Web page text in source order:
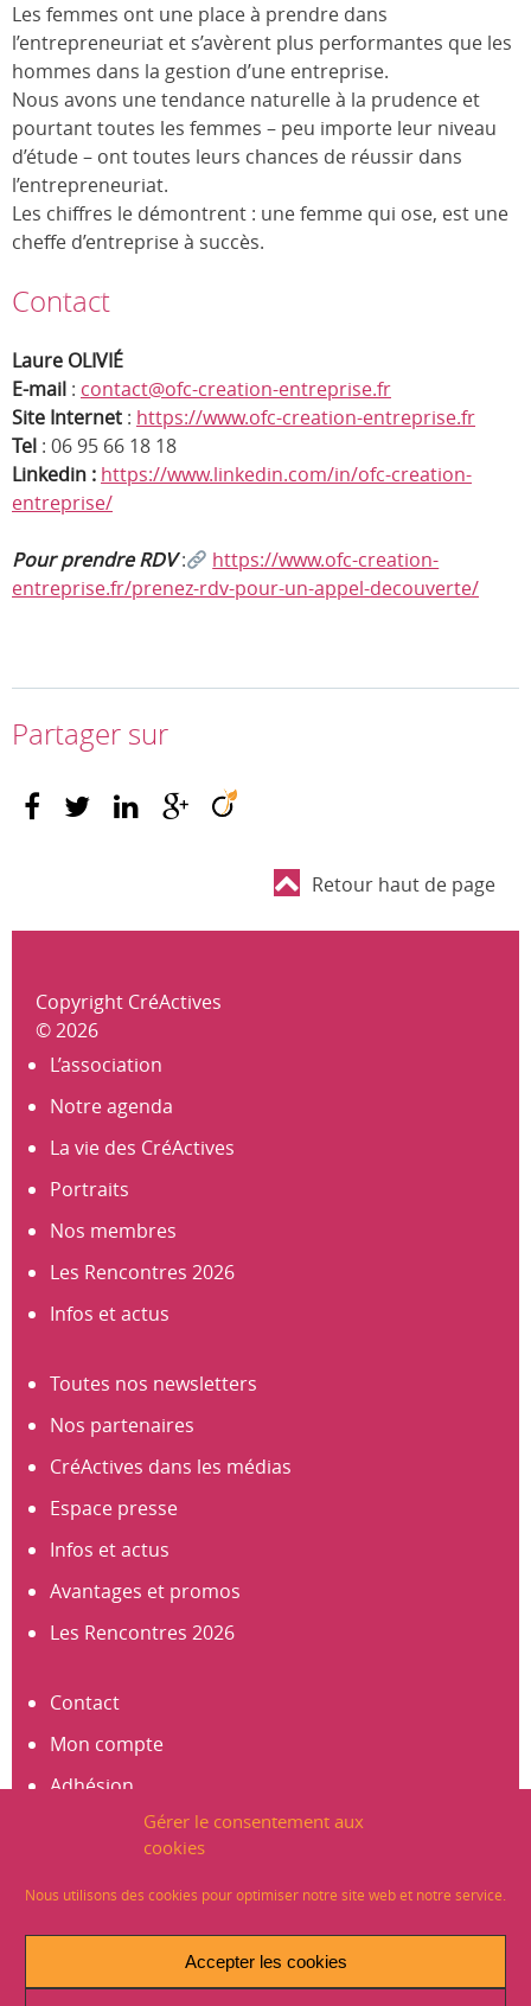
Gérer le consentement aux
cookies
Nous utilisons des cookies pour optimiser notre site web et notre service.
Accepter les cookies
Les femmes ont une place à prendre dans
l’entrepreneuriat et s’avèrent plus performantes que les
hommes dans la gestion d’une entreprise.
Nous avons une tendance naturelle à la prudence et
pourtant toutes les femmes – peu importe leur niveau
d’étude – ont toutes leurs chances de réussir dans
l’entrepreneuriat.
Les chiffres le démontrent : une femme qui ose, est une
cheffe d’entreprise à succès.
Contact
Laure OLIVIÉ
E-mail : contact@ofc-creation-entreprise.fr
Site Internet : https://www.ofc-creation-entreprise.fr
Tel : 06 95 66 18 18
Linkedin : https://www.linkedin.com/in/ofc-creation-
entreprise/
Pour prendre RDV:
https://www.ofc-creation-
entreprise.fr/prenez-rdv-pour-un-appel-decouverte/
Partager sur
Retour haut de page
Copyright CréActives
© 2026
L’association
Notre agenda
La vie des CréActives
Portraits
Nos membres
Les Rencontres 2026
Infos et actus
Toutes nos newsletters
Nos partenaires
CréActives dans les médias
Espace presse
Infos et actus
Avantages et promos
Les Rencontres 2026
Contact
Mon compte
Adhésion
S’abonner à la newsletter
Mentions légales